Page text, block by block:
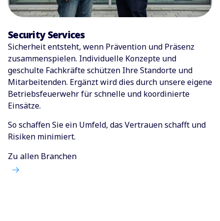
Security Services
Sicherheit entsteht, wenn Prävention und Präsenz
zusammenspielen. Individuelle Konzepte und
geschulte Fachkräfte schützen Ihre Standorte und
Mitarbeitenden. Ergänzt wird dies durch unsere eigene
Betriebsfeuerwehr für schnelle und koordinierte
Einsätze.
So schaffen Sie ein Umfeld, das Vertrauen schafft und
Risiken minimiert.
Zu allen Branchen